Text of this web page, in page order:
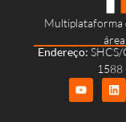
Multiplataforma
Endereço: SHCS/
1588